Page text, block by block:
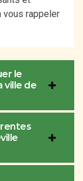
vous rappeler
le
ville de